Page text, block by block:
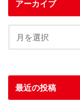
アーカイブ
最近の投稿